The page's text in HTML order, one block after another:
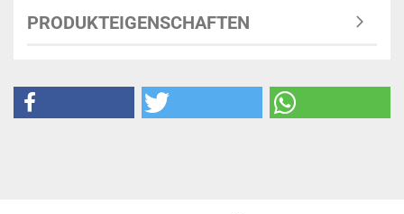
PRODUKTEIGENSCHAFTEN